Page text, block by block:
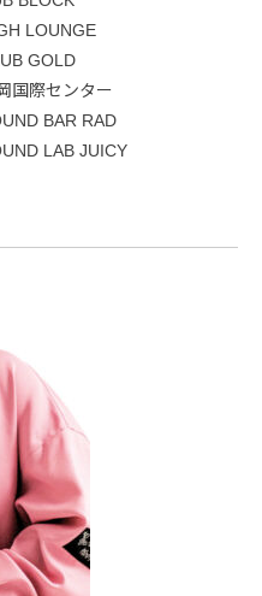
LOUNGE
GOLD
国際センター
BAR RAD
LAB JUICY